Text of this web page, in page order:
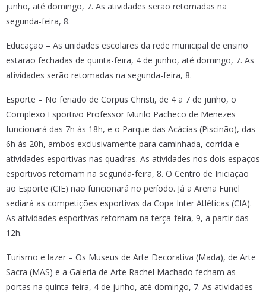
junho, até domingo, 7. As atividades serão retomadas na
segunda-feira, 8.
Educação – As unidades escolares da rede municipal de ensino
estarão fechadas de quinta-feira, 4 de junho, até domingo, 7. As
atividades serão retomadas na segunda-feira, 8.
Esporte – No feriado de Corpus Christi, de 4 a 7 de junho, o
Complexo Esportivo Professor Murilo Pacheco de Menezes
funcionará das 7h às 18h, e o Parque das Acácias (Piscinão), das
6h às 20h, ambos exclusivamente para caminhada, corrida e
atividades esportivas nas quadras. As atividades nos dois espaços
esportivos retornam na segunda-feira, 8. O Centro de Iniciação
ao Esporte (CIE) não funcionará no período. Já a Arena Funel
sediará as competições esportivas da Copa Inter Atléticas (CIA).
As atividades esportivas retornam na terça-feira, 9, a partir das
12h.
Turismo e lazer – Os Museus de Arte Decorativa (Mada), de Arte
Sacra (MAS) e a Galeria de Arte Rachel Machado fecham as
portas na quinta-feira, 4 de junho, até domingo, 7. As atividades